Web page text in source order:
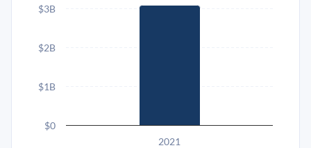
2021
$0
$1B
$2B
$3B